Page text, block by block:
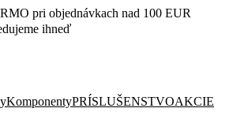
pri objednávkach nad 100 EUR
ihneď
KomponentyPRÍSLUŠENSTVOAKCIE